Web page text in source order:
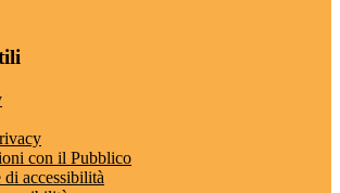
con il Pubblico
accessibilità